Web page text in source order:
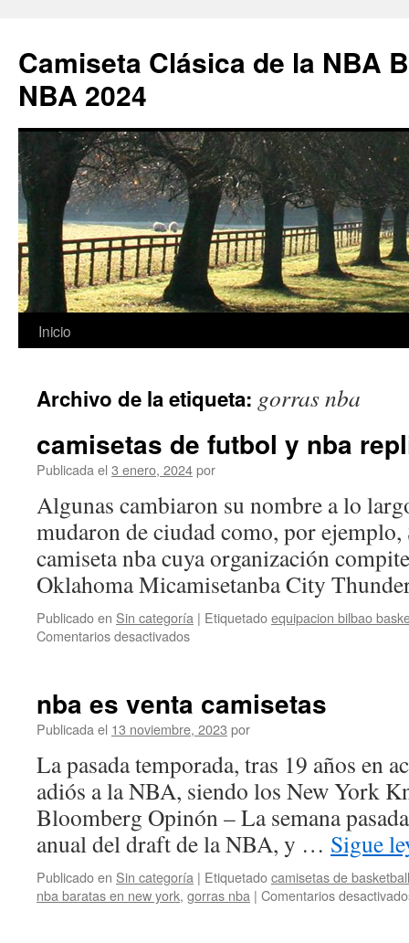
Camiseta Clásica de la NBA
NBA 2024
Saltar
contenido
Inicio
Archivo de la etiqueta: gorras nba
camisetas de futbol y nba
Publicada el 3 enero, 2024por
Algunas cambiaron su nombre a lo
mudaron de ciudad como, por ejemplo,
camiseta nba cuya organización
Oklahoma Micamisetanba City
Publicado en Sin categoría | Etiquetadoequipacion bilbao
Comentarios desactivadosen
y
nba
nba es venta camisetas
Publicada el 13 noviembre, 2023 por
La pasada temporada, tras 19 años en
adiós a la NBA, siendo los New York
Bloomberg Opinón – La semana
anual del draft de la NBA, y … Sigue
Publicado en Sin categoría | Etiquetadocamisetas de
nba baratas en new york, gorras nba | Comentarios